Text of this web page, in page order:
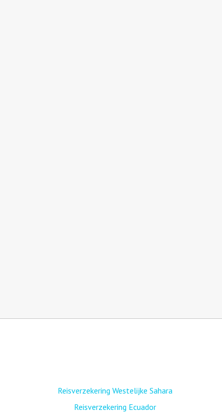
Reisverzekering Westelijke Sahara
Reisverzekering Ecuador